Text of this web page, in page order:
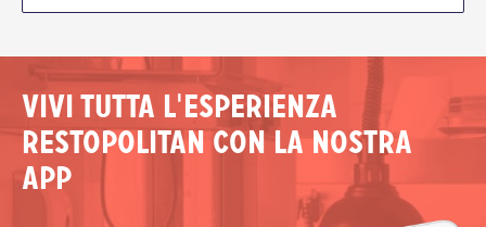
Vivi tutta l'esperienza
Restopolitan con la nostra
app